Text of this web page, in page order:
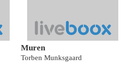
Muren
Torben Munksgaard